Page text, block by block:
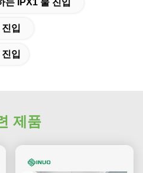
는 IPX1 물 진입
입
입
제품